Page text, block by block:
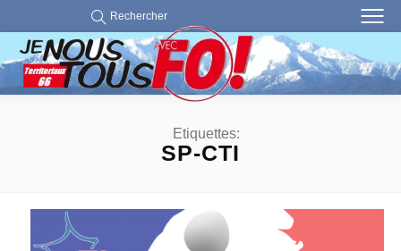
Rechercher
Etiquettes:
SP-CTI